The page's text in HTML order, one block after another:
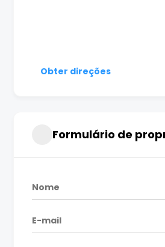
Obter direções
Formulário de